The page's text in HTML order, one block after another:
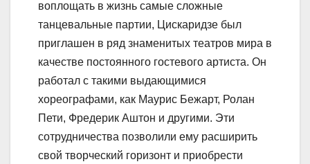
воплощать в жизнь самые сложные
танцевальные партии, Цискаридзе был
приглашен в ряд знаменитых театров мира в
качестве постоянного гостевого артиста. Он
работал с такими выдающимися
хореографами, как Маурис Бежарт, Ролан
Пети, Фредерик Аштон и другими. Эти
сотрудничества позволили ему расширить
свой творческий горизонт и приобрести